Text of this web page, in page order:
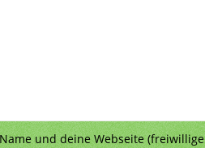
und deine Webseite (freiwillige